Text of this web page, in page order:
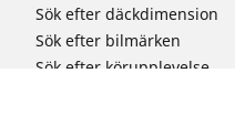
Sök efter däckdimension
Sök efter bilmärken
Sök efter körupplevelse